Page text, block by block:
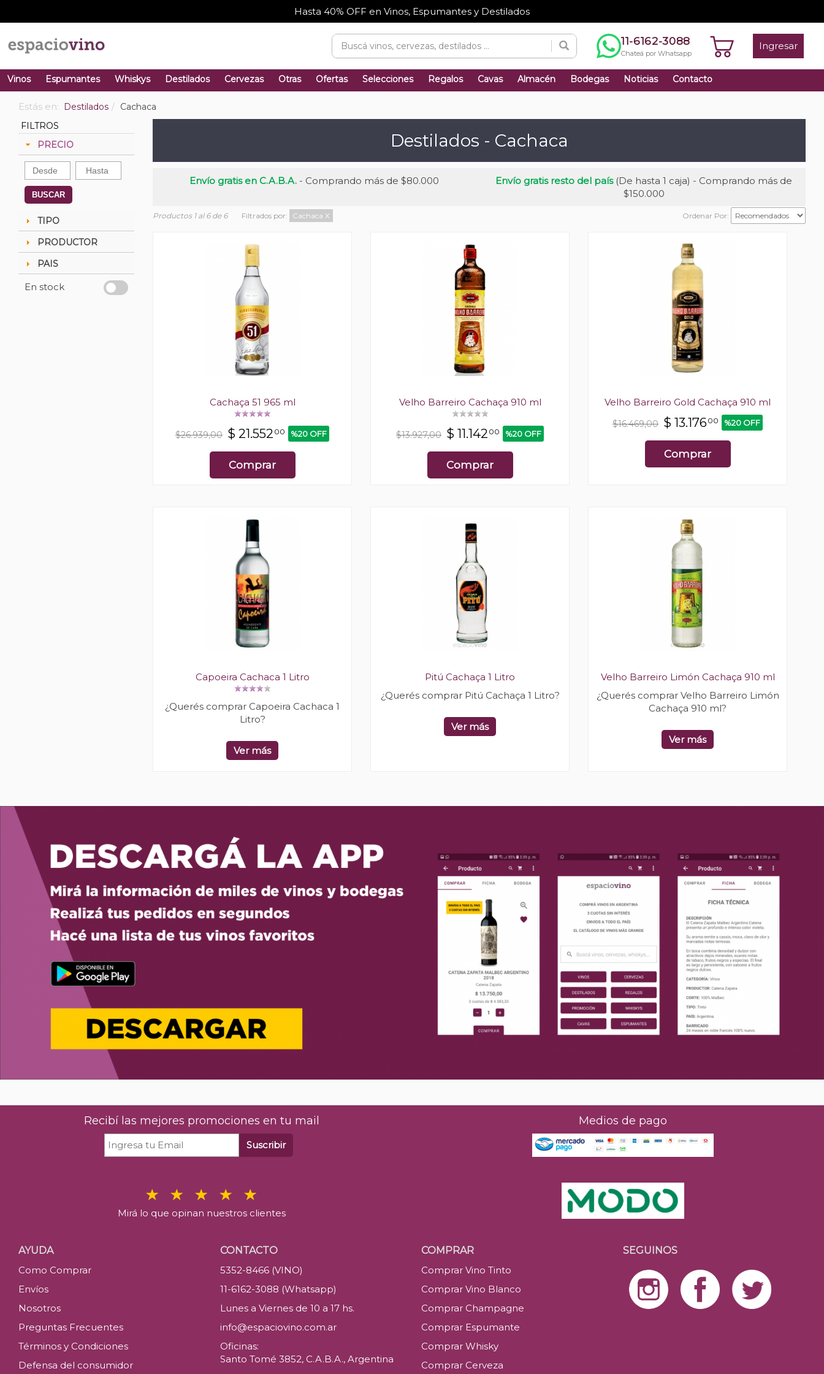
Hasta 40% OFF en Vinos, Espumantes y Destilados
11-6162-3088
Chateá por Whatsapp
Ingresar
Vinos Espumantes Whiskys Destilados Cervezas Otras Ofertas Selecciones Regalos Cavas Almacén Bodegas Noticias Contacto
Estás en: Destilados
Cachaca
FILTROS
PRECIO
BUSCAR
TIPO
PRODUCTOR
PAIS
En stock
Destilados - Cachaca
Envío gratis en C.A.B.A. - Comprando más de $80.000 Envío gratis resto del país(De hasta 1 caja) - Comprando más de
$150.000
Productos 1 al 6 de 6 Filtrados por: Cachaca X Ordenar Por:
Cachaça 51 965 ml
$26.939,00 $ 21.552 00 %20 OFF
Comprar
Velho Barreiro Cachaça 910 ml
$13.927,00 $ 11.142 00 %20 OFF
Comprar
Velho Barreiro Gold Cachaça 910 ml
$16.469,00 $ 13.17600 %20 OFF
Comprar
Capoeira Cachaca 1 Litro
¿Querés comprar Capoeira Cachaca 1
Litro?
Ver más
Pitú Cachaça 1 Litro
¿Querés comprar Pitú Cachaça 1 Litro?
Ver más
Velho Barreiro Limón Cachaça 910 ml
¿Querés comprar Velho Barreiro Limón
Cachaça 910 ml?
Ver más
Recibí las mejores promociones en tu mail
Suscribir
Mirá lo que opinan nuestros clientes
Medios de pago
AYUDA
Como Comprar
Envíos
Nosotros
Preguntas Frecuentes
Términos y Condiciones
Defensa del consumidor
CONTACTO
5352-8466 (VINO)
11-6162-3088 (Whatsapp)
Lunes a Viernes de 10 a 17 hs.
info@espaciovino.com.ar
Oficinas:
Santo Tomé 3852, C.A.B.A., Argentina
COMPRAR
Comprar Vino Tinto
Comprar Vino Blanco
Comprar Champagne
Comprar Espumante
Comprar Whisky
Comprar Cerveza
SEGUINOS